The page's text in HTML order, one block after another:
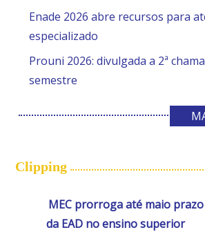
Enade 2026 abre recursos para
especializado
Prouni 2026: divulgada a 2ª
semestre
Clipping
MEC prorroga até maio
da EAD no ensino superior